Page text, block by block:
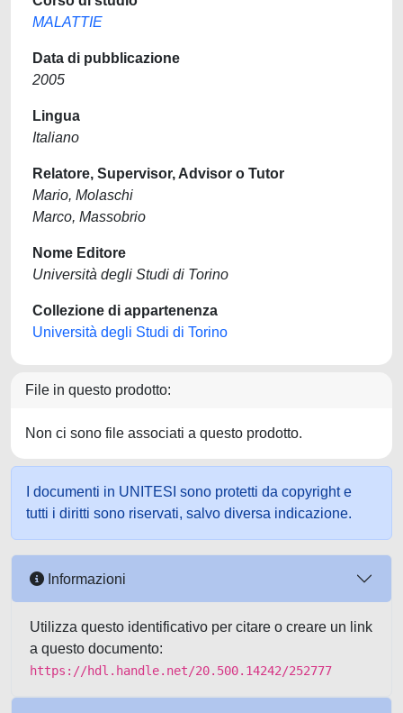
MALATTIE
Data di pubblicazione
2005
Lingua
Italiano
Relatore, Supervisor, Advisor o Tutor
Mario, Molaschi
Marco, Massobrio
Nome Editore
Università degli Studi di Torino
Collezione di appartenenza
Università degli Studi di Torino
File in questo prodotto:
Non ci sono file associati a questo prodotto.
I documenti in UNITESI sono protetti da copyright e
tutti i diritti sono riservati, salvo diversa indicazione.
Informazioni
Utilizza questo identificativo per citare o creare un link
a questo documento:
https://hdl.handle.net/20.500.14242/252777